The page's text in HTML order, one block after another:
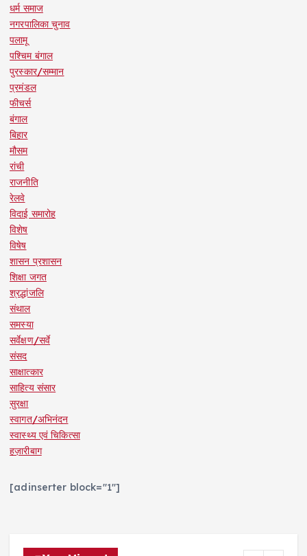
धर्म समाज
नगरपालिका चुनाव
पलामू
पश्चिम बंगाल
पुरस्कार/सम्मान
प्रमंडल
फीचर्स
बंगाल
बिहार
मौसम
रांची
राजनीति
रेलवे
विदाई समारोह
विशेष
विषेष
शासन प्रशासन
शिक्षा जगत
श्रद्धांजलि
संथाल
समस्या
सर्वेक्षण/सर्वे
संसद
साक्षात्कार
साहित्य संसार
सुरक्षा
स्वागत/अभिनंदन
स्वास्थ्य एवं चिकित्सा
हज़ारीबाग
[adinserter block="1"]